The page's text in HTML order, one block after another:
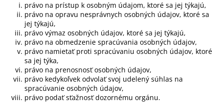
právo na prístup k osobným údajom, ktoré sa jej týkajú,
právo na opravu nesprávnych osobných údajov, ktoré sa
jej týkajú,
právo výmaz osobných údajov, ktoré sa jej týkajú,
právo na obmedzenie spracúvania osobných údajov,
právo namietať proti spracúvaniu osobných údajov, ktoré
sa jej týka,
právo na prenosnosť osobných údajov,
právo kedykoľvek odvolať svoj udelený súhlas na
spracúvanie osobných údajov,
právo podať sťažnosť dozornému orgánu.